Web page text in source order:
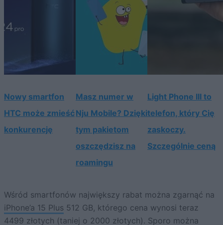
Nowy smartfon
HTC może zmieść
konkurencję
Masz numer w
Nju Mobile? Dzięki
tym pakietom
oszczędzisz na
roamingu
Light Phone III to
telefon, który Cię
zaskoczy.
Szczególnie ceną
Wśród smartfonów największy rabat można zgarnąć na
iPhone’a 15 Plus 512 GB, którego cena wynosi teraz
4499 złotych (taniej o 2000 złotych). Sporo można